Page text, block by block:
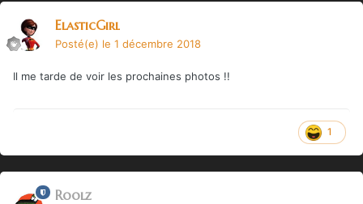
ElasticGirl
Posté(e) le 1 décembre 2018
Il me tarde de voir les prochaines photos !!
1
Roolz